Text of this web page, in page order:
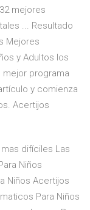
mejores
... Resultado
Mejores
y Adultos los
mejor programa
y comienza
Acertijos
difíciles Las
Niños
Niños Acertijos
Para Niños